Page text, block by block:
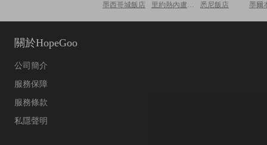
墨西哥城飯店
里約熱內盧飯店 悉尼飯店 墨爾
關於HopeGoo
公司簡介
服務保障
服務條款
私隱聲明